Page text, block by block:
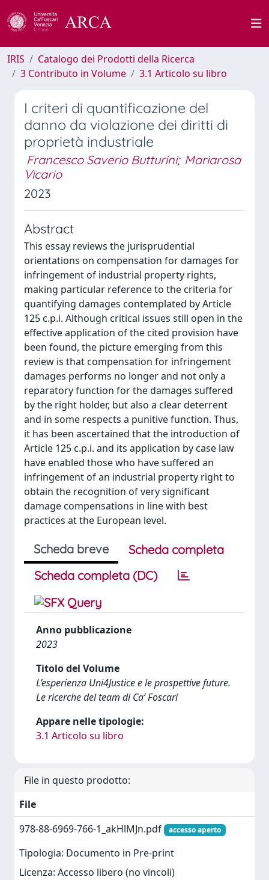
IRIS
Catalogo dei Prodotti della Ricerca
3 Contributo in Volume
3.1 Articolo su libro
I criteri di quantificazione del
danno da violazione dei diritti di
proprietà industriale
Francesco Saverio Butturini; Mariarosa
Vicario
2023
Abstract
This essay reviews the jurisprudential
orientations on compensation for damages for
infringement of industrial property rights,
making particular reference to the criteria for
quantifying damages contemplated by Article
125 c.p.i. Although critical issues still open in the
effective application of the cited provision have
been found, the picture emerging from this
review is that compensation for infringement
damages performs no longer and not only a
reparatory function for the damages suffered
by the right holder, but also a clear deterrent
and in some respects a punitive function. Thus,
it has been ascertained that the introduction of
Article 125 c.p.i. and its application by case law
have enabled those who have suffered an
infringement of an industrial property right to
obtain the recognition of very significant
damage compensations in line with best
practices at the European level.
Scheda breve
Scheda completa
Scheda completa (DC)
Anno pubblicazione
2023
Titolo del Volume
L’esperienza Uni4Justice e le prospettive future.
Le ricerche del team di Ca’ Foscari
Appare nelle tipologie:
3.1 Articolo su libro
File in questo prodotto:
File
978-88-6969-766-1_akHlMJn.pdf
accesso aperto
Tipologia: Documento in Pre-print
Licenza: Accesso libero (no vincoli)